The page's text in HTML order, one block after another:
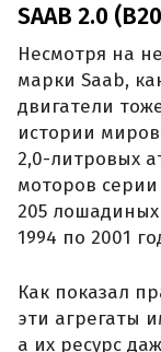
SAAB 2.0
Несмотря на
марки Saab,
двигатели
истории
2,0-литровых
моторов
205
1994 по 2001
Как показал
эти агрегаты
а их ресурс